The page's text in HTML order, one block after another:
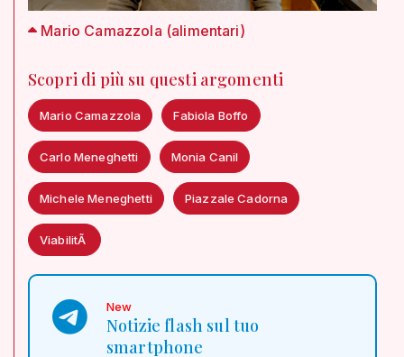
Mario Camazzola (alimentari)
Scopri di più su questi argomenti
Mario Camazzola Fabiola Boffo
Carlo Meneghetti Monia Canil
Michele Meneghetti Piazzale Cadorna
ViabilitÃ
New
Notizie flash sul tuo
smartphone